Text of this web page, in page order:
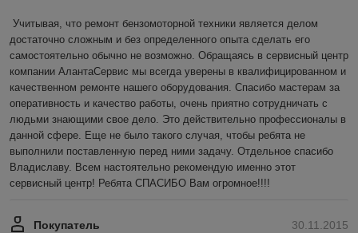
Учитывая, что ремонт бензомоторной техники является делом
достаточно сложным и без определенного опыта сделать его
самостоятельно обычно не возможно. Обращаясь в сервисный центр
компании АлантаСервис мы всегда уверены в квалифицированном и
качественном ремонте нашего оборудования. Спасибо мастерам за
оперативность и качество работы, очень приятно сотрудничать с
людьми знающими свое дело. Это действительно профессионалы в
данной сфере. Еще не было такого случая, чтобы ребята не
выполнили поставленную перед ними задачу. Отдельное спасибо
Владиславу. Всем настоятельно рекомендую именно этот
сервисный центр! Ребята СПАСИБО Вам огромное!!!!
30.11.2015
Покупатель